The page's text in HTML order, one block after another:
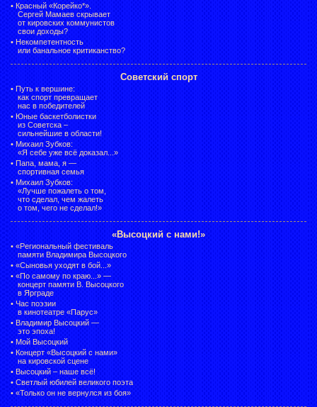
• Красный «Корейко*».
Сергей Мамаев скрывает
от кировских коммунистов
свои доходы?
• Некомпетентность
или банальное критиканство?
Советский спорт
• Путь к вершине:
как спорт превращает
нас в победителей
• Юные баскетболистки
из Советска –
сильнейшие в области!
• Михаил Зубков:
«Я себе уже всё доказал...»
• Папа, мама, я —
спортивная семья
• Михаил Зубков:
«Лучше пожалеть о том,
что сделал, чем жалеть
о том, чего не сделал!»
«Высоцкий с нами!»
• «Региональный фестиваль
памяти Владимира Высоцкого
• «Сыновья уходят в бой...»
• «По самому по краю...» —
концерт памяти В. Высоцкого
в Ярграде
• Час поэзии
в кинотеатре «Парус»
• Владимир Высоцкий —
это эпоха!
• Мой Высоцкий
• Концерт «Высоцкий с нами»
на кировской сцене
• Высоцкий – наше всё!
• Светлый юбилей великого поэта
• «Только он не вернулся из боя»